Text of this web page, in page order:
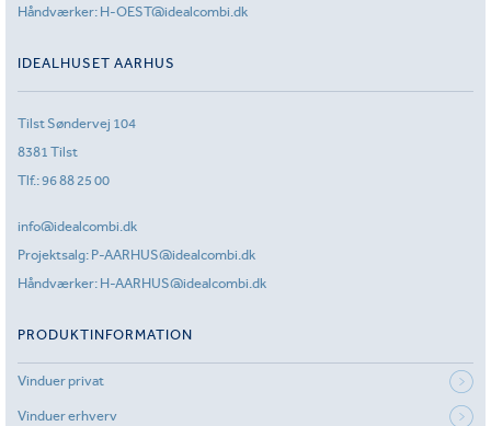
Håndværker: H-OEST@idealcombi.dk
IDEALHUSET AARHUS
Tilst Søndervej 104
8381 Tilst
Tlf.:96 88 25 00
info@idealcombi.dk
Projektsalg: P-AARHUS@idealcombi.dk
Håndværker: H-AARHUS@idealcombi.dk
PRODUKTINFORMATION
Vinduer privat
Vinduer erhverv